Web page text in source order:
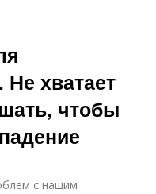
хватает
чтобы
с нашим